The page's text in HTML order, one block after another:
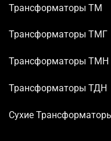
Трансформаторы TM
Трансформаторы ТМГ
Трансформаторы ТМН
Трансформаторы ТДН
Сухие